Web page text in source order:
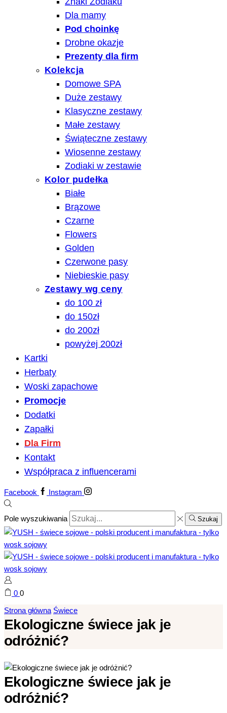
Dla mamy
Pod choinkę
Drobne okazje
Prezenty dla firm
Kolekcja
Domowe SPA
Duże zestawy
Klasyczne zestawy
Małe zestawy
Świąteczne zestawy
Wiosenne zestawy
Zodiaki w zestawie
Kolor pudełka
Białe
Brązowe
Czarne
Flowers
Golden
Czerwone pasy
Niebieskie pasy
Zestawy wg ceny
do 100 zł
do 150zł
do 200zł
powyżej 200zł
Kartki
Herbaty
Woski zapachowe
Promocje
Dodatki
Zapałki
Dla Firm
Kontakt
Współpraca z influencerami
Facebook Instagram
Pole wyszukiwania Szukaj
0 0
Strona główna Świece
Ekologiczne świece jak je
odróżnić?
Ekologiczne świece jak je
odróżnić?